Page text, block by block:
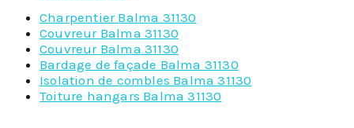
Charpentier Balma 31130
Couvreur Balma 31130
Couvreur Balma 31130
Bardage de façade Balma 31130
Isolation de combles Balma 31130
Toiture hangars Balma 31130